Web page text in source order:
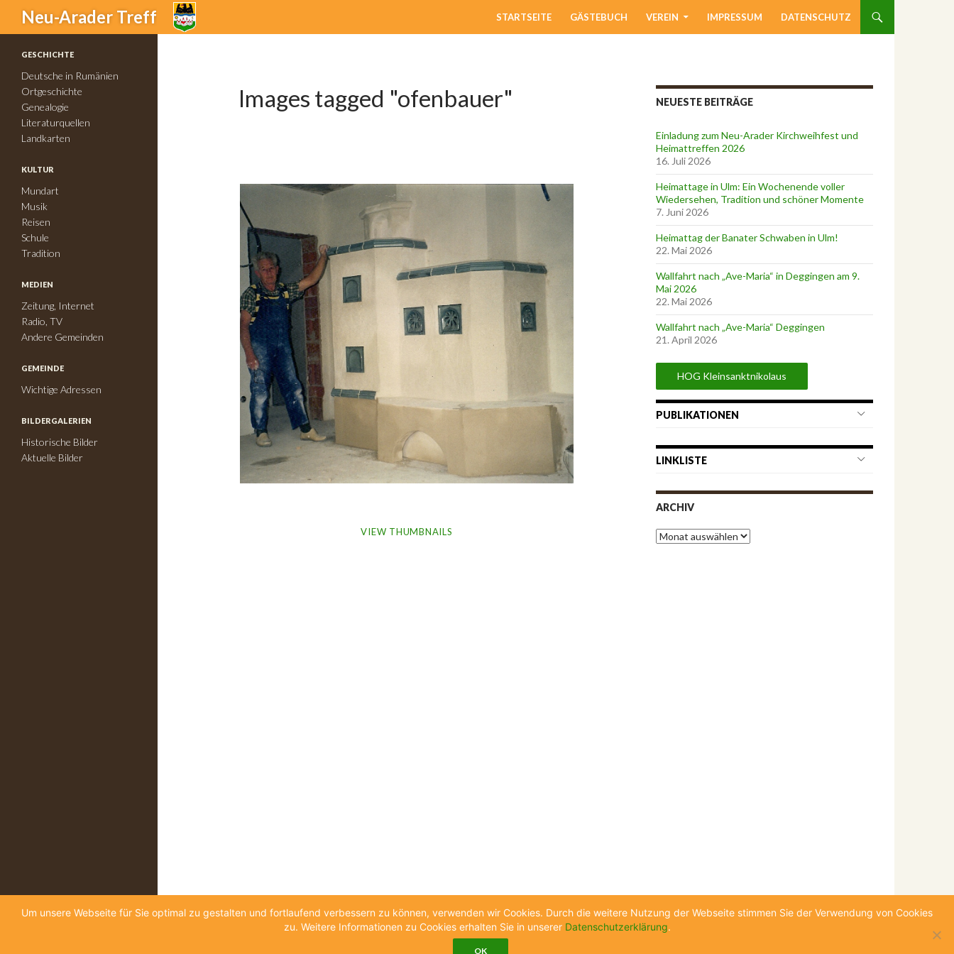
Neu-Arader Treff
Suchen
STARTSEITE
GÄSTEBUCH VEREIN IMPRESSUM DATENSCHUTZ
Images tagged "ofenbauer"
VIEW THUMBNAILS
NEUESTE BEITRÄGE
Einladung zum Neu-Arader Kirchweihfest und
Heimattreffen 2026
16. Juli 2026
Heimattage in Ulm: Ein Wochenende voller
Wiedersehen, Tradition und schöner Momente
7. Juni 2026
Heimattag der Banater Schwaben in Ulm!
22. Mai 2026
Wallfahrt nach „Ave-Maria“ in Deggingen am 9.
Mai 2026
22. Mai 2026
Wallfahrt nach „Ave-Maria“ Deggingen
21. April 2026
HOG Kleinsanktnikolaus
PUBLIKATIONEN
LINKLISTE
ARCHIV
A
r
GESCHICHTE
Deutsche in Rumänien
Ortgeschichte
Genealogie
Literaturquellen
Landkarten
KULTUR
Mundart
Musik
Reisen
Schule
Tradition
MEDIEN
Zeitung, Internet
Radio, TV
Andere Gemeinden
GEMEINDE
Wichtige Adressen
BILDERGALERIEN
Historische Bilder
Aktuelle Bilder
Um unsere Webseite für Sie optimal zu gestalten und fortlaufend verbessern zu können, verwenden wir Cookies. Durch die weitere Nutzung der Webseite stimmen Sie der Verwendung von Cookies
zu. Weitere Informationen zu Cookies erhalten Sie in unserer Datenschutzerklärung.
OK